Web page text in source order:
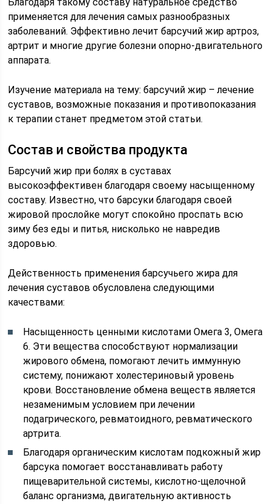
применяется для лечения самых разнообразных
заболеваний. Эффективно лечит барсучий жир артроз,
артрит и многие другие болезни опорно-двигательного
аппарата.
Изучение материала на тему: барсучий жир – лечение
суставов, возможные показания и противопоказания
к терапии станет предметом этой статьи.
Состав и свойства продукта
Барсучий жир при болях в суставах
высокоэффективен благодаря своему насыщенному
составу. Известно, что барсуки благодаря своей
жировой прослойке могут спокойно проспать всю
зиму без еды и питья, нисколько не навредив
здоровью.
Действенность применения барсучьего жира для
лечения суставов обусловлена следующими
качествами:
Насыщенность ценными кислотами Омега 3, Омега
6. Эти вещества способствуют нормализации
жирового обмена, помогают лечить иммунную
систему, понижают холестериновый уровень
крови. Восстановление обмена веществ является
незаменимым условием при лечении
подагрического, ревматоидного, ревматического
артрита.
Благодаря органическим кислотам подкожный жир
барсука помогает восстанавливать работу
пищеварительной системы, кислотно-щелочной
баланс организма, двигательную активность